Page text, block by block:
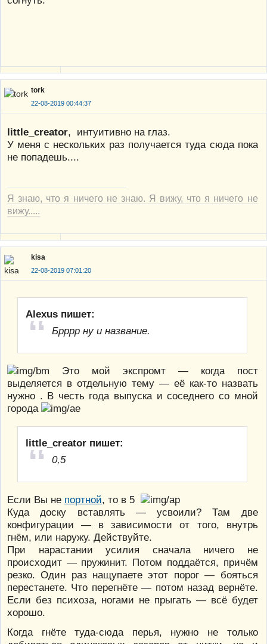
tork
22-08-2019 00:44:37
little_creator, интуитивно на глаз.
У меня с нескольких раз получается туда сюда пока
не попадешь....
Я знаю, что я ничего не знаю. Я вижу, что я ничего не
вижу.....
kisa
22-08-2019 07:01:20
Alexus пишет:
Брррр ну и название.
Это мой экспромт — когда пост
выделяется в отдельную тему — её как-то назвать
нужно . В честь года выпуска и соседнего со мной
города
little_creator пишет:
0,5
Если Вы не портной, то в 5
Куда доску вставлять — усвоили? Там две
конфигурации — в зависимости от того, внутрь
гнём, или наружу. Действуйте.
При нарастании усилия сначала ничего не
происходит — пружинит. Потом поддаётся, причём
резко. Один раз нащупаете этот порог — бояться
перестанете. Что перегнёте — потом назад вернёте.
Если без психоза, ногами не прыгать — всё будет
хорошо.
Когда гнёте туда-сюда перья, нужно не только